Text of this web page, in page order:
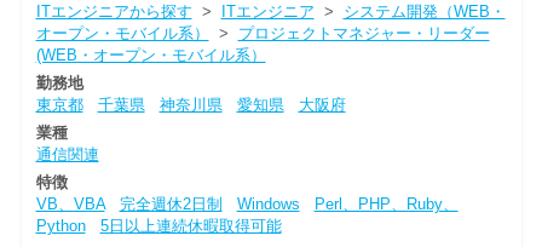
ITエンジニアから探す > ITエンジニア > システム開発（WEB・
オープン・モバイル系）
> プロジェクトマネジャー・リーダー
(WEB・オープン・モバイル系）
勤務地
東京都
千葉県 神奈川県 愛知県
大阪府
業種
通信関連
特徴
VB、VBA
完全週休2日制 Windows
Perl、PHP、Ruby、
Python
5日以上連続休暇取得可能